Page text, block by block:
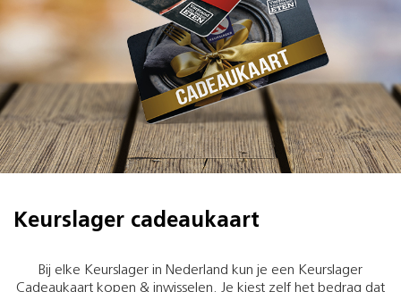
Keurslager cadeaukaart
Bij elke Keurslager in Nederland kun je een Keurslager
Cadeaukaart kopen & inwisselen. Je kiest zelf het bedrag dat